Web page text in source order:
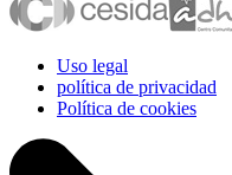
Uso legal
política de privacidad
Política de cookies